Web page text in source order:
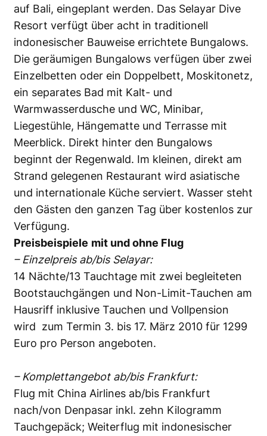
auf Bali, eingeplant werden. Das Selayar Dive
Resort verfügt über acht in traditionell
indonesischer Bauweise errichtete Bungalows.
Die geräumigen Bungalows verfügen über zwei
Einzelbetten oder ein Doppelbett, Moskitonetz,
ein separates Bad mit Kalt- und
Warmwasserdusche und WC, Minibar,
Liegestühle, Hängematte und Terrasse mit
Meerblick. Direkt hinter den Bungalows
beginnt der Regenwald. Im kleinen, direkt am
Strand gelegenen Restaurant wird asiatische
und internationale Küche serviert. Wasser steht
den Gästen den ganzen Tag über kostenlos zur
Verfügung.
Preisbeispiele mit und ohne Flug
– Einzelpreis ab/bis Selayar:
14 Nächte/13 Tauchtage mit zwei begleiteten
Bootstauchgängen und Non-Limit-Tauchen am
Hausriff inklusive Tauchen und Vollpension
wird zum Termin 3. bis 17. März 2010 für 1299
Euro pro Person angeboten.
– Komplettangebot ab/bis Frankfurt:
Flug mit China Airlines ab/bis Frankfurt
nach/von Denpasar inkl. zehn Kilogramm
Tauchgepäck; Weiterflug mit indonesischer